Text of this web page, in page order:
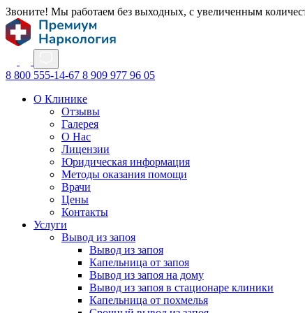
Звоните! Мы работаем без выходных, с увеличенным
8 800 555-14-67 8 909 977 96 05
О Клинике
Отзывы
Галерея
О Нас
Лицензии
Юридическая информация
Методы оказания помощи
Врачи
Цены
Контакты
Услуги
Вывод из запоя
Вывод из запоя
Капельница от запоя
Вывод из запоя на дому
Вывод из запоя в стационаре клиники
Капельница от похмелья